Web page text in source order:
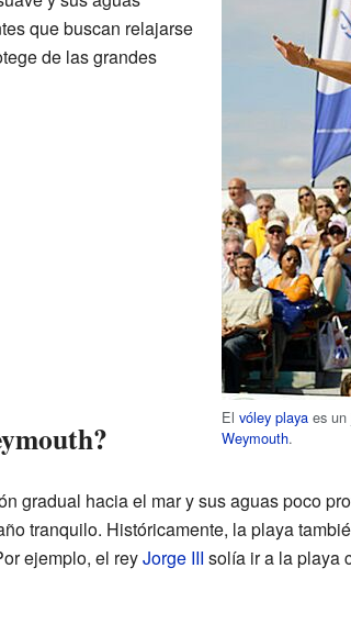
Elvóley playa es un
Weymouth.
que buscan relajarse
de las grandes
gradual hacia el mar y sus aguas poco
tranquilo. Históricamente, la playa
ejemplo, el reyJorge III solía ir a la playa